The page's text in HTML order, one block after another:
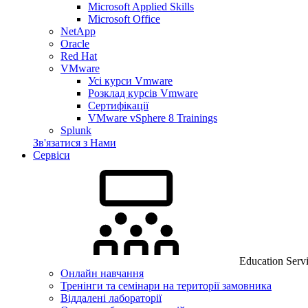
Microsoft Applied Skills
Microsoft Office
NetApp
Oracle
Red Hat
VMware
Усі курси Vmware
Розклад курсів Vmware
Сертифікації
VMware vSphere 8 Trainings
Splunk
Зв'язатися з Нами
Сервіси
Education
Онлайн навчання
Тренінги та семінари на території замовника
Віддалені лабораторії